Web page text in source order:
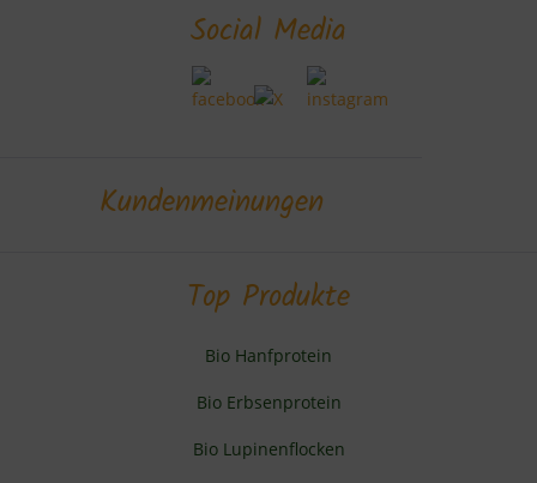
Social Media
Kundenmeinungen
Top Produkte
Bio Hanfprotein
Bio Erbsenprotein
Bio Lupinenflocken